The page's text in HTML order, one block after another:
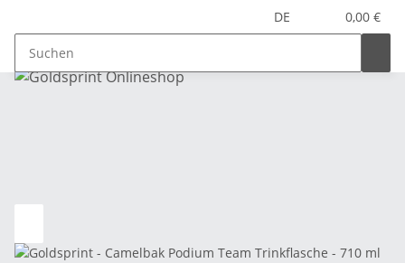
DE 0,00 €